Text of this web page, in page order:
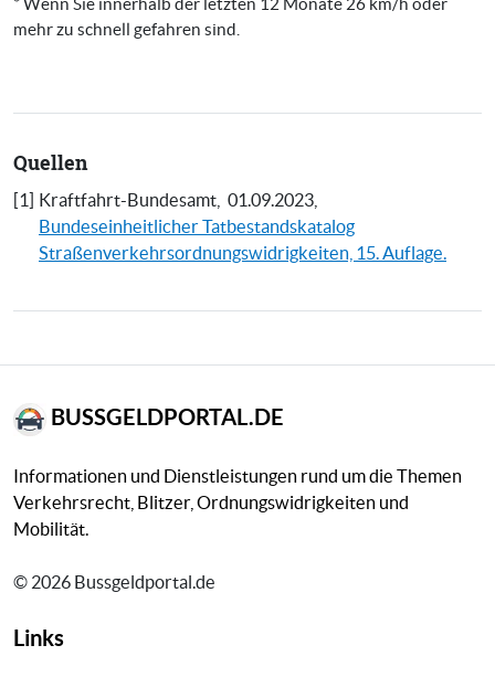
* Wenn Sie innerhalb der letzten 12 Monate 26 km/h oder
mehr zu schnell gefahren sind.
Quellen
[1] Kraftfahrt-Bundesamt, 01.09.2023,
Bundeseinheitlicher Tatbestandskatalog
Straßenverkehrsordnungswidrigkeiten, 15. Auflage.
BUSSGELDPORTAL.DE
Informationen und Dienstleistungen rund um die Themen
Verkehrsrecht, Blitzer, Ordnungswidrigkeiten und
Mobilität.
© 2026 Bussgeldportal.de
Links